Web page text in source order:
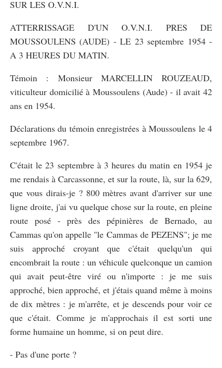
SUR LES O.V.N.I.
ATTERRISSAGE D'UN O.V.N.I. PRES DE
MOUSSOULENS (AUDE) - LE 23 septembre 1954 -
A 3 HEURES DU MATIN.
Témoin : Monsieur MARCELLIN ROUZEAUD,
viticulteur domicilié à Moussoulens (Aude) - il avait 42
ans en 1954.
Déclarations du témoin enregistrées à Moussoulens le 4
septembre 1967.
C'était le 23 septembre à 3 heures du matin en 1954 je
me rendais à Carcassonne, et sur la route, là, sur la 629,
que vous dirais-je ? 800 mètres avant d'arriver sur une
ligne droite, j'ai vu quelque chose sur la route, en pleine
route posé - près des pépinières de Bernado, au
Cammas qu'on appelle "le Cammas de PEZENS"; je me
suis approché croyant que c'était quelqu'un qui
encombrait la route : un véhicule quelconque un camion
qui avait peut-être viré ou n'importe : je me suis
approché, bien approché, et j'étais quand même à moins
de dix mètres : je m'arrête, et je descends pour voir ce
que c'était. Comme je m'approchais il est sorti une
forme humaine un homme, si on peut dire.
- Pas d'une porte ?